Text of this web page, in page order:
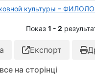
культуры –
Показ 1 - 2
Експорт
на сторінці